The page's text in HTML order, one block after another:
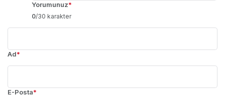
Yorumunuz*
0/30 karakter
Ad*
E-Posta*